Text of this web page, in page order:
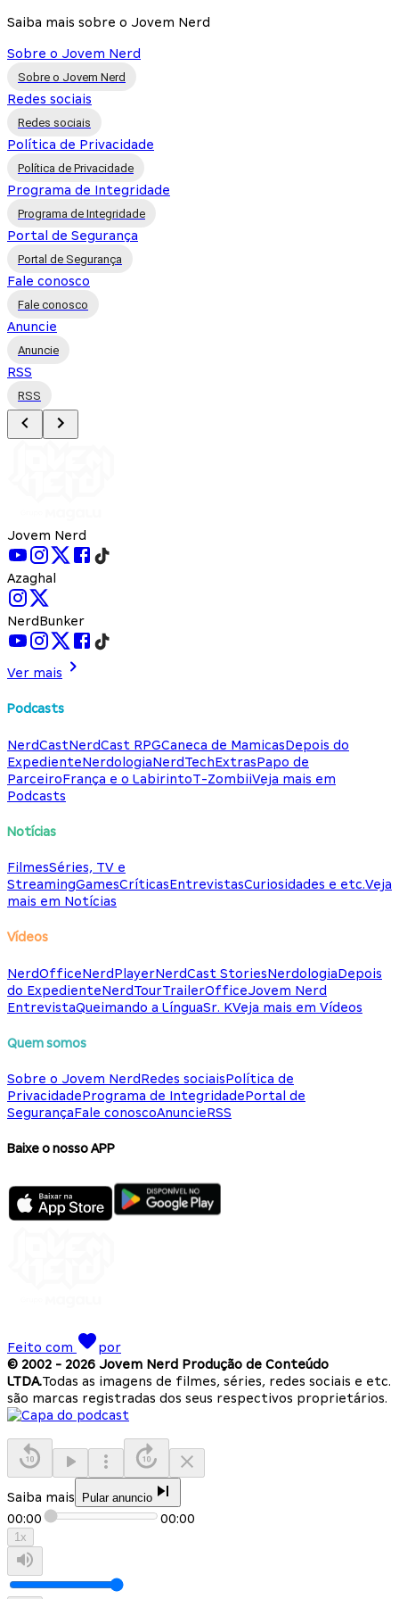
Saiba mais sobre o Jovem Nerd
Sobre o Jovem Nerd
Sobre o Jovem Nerd
Redes sociais
Redes sociais
Política de Privacidade
Política de Privacidade
Programa de Integridade
Programa de Integridade
Portal de Segurança
Portal de Segurança
Fale conosco
Fale conosco
Anuncie
Anuncie
RSS
RSS
Jovem Nerd
Azaghal
NerdBunker
Ver mais
Podcasts
NerdCastNerdCast RPGCaneca de MamicasDepois do
ExpedienteNerdologiaNerdTechExtrasPapo de
ParceiroFrança e o LabirintoT-ZombiiVeja mais em
Podcasts
Notícias
FilmesSéries, TV e
StreamingGamesCríticasEntrevistasCuriosidades e etc.Veja
mais em Notícias
Vídeos
NerdOfficeNerdPlayerNerdCast StoriesNerdologiaDepois
do ExpedienteNerdTourTrailerOfficeJovem Nerd
EntrevistaQueimando a LínguaSr. KVeja mais em Vídeos
Quem somos
Sobre o Jovem NerdRedes sociaisPolítica de
PrivacidadePrograma de IntegridadePortal de
SegurançaFale conoscoAnuncieRSS
Baixe o nosso APP
Feito com
por
© 2002 - 2026 Jovem Nerd Produção de Conteúdo
LTDA.Todas as imagens de filmes, séries, redes sociais e etc.
são marcas registradas dos seus respectivos proprietários.
Saiba mais Pular anuncio
00:00 00:00
1x